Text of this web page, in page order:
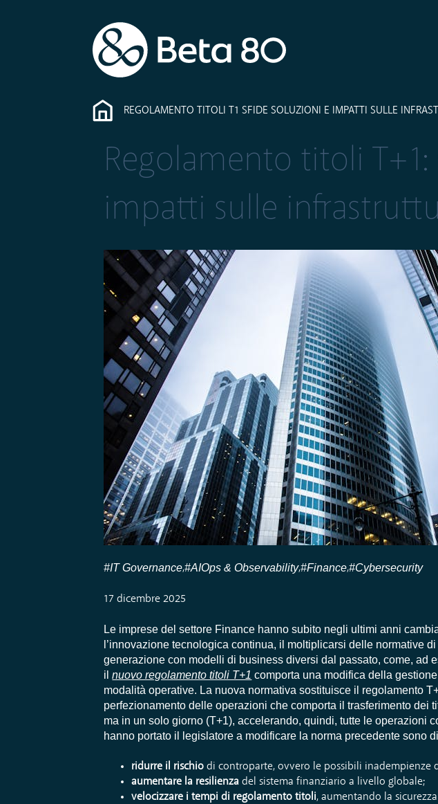
REGOLAMENTO TITOLI T1 SFIDE SOLUZIONI E IMPATTI SULLE
Regolamento titoli
impatti sulle
#IT Governance,#AIOps & Observability,#Finance,#Cybersecurity
17 dicembre 2025
Le imprese del settore Finance hanno subito negli ultimi anni
l’innovazione tecnologica continua, il moltiplicarsi delle normative
generazione con modelli di business diversi dal passato, come, ad
ilnuovo regolamento titoli T+1 comporta una modifica della
modalità operative. La nuova normativa sostituisce il regolamento
perfezionamento delle operazioni che comporta il trasferimento dei
ma in un solo giorno (T+1), accelerando, quindi, tutte le operazioni
hanno portato il legislatore a modificare la norma precedente sono
ridurre il rischio di controparte, ovvero le possibili inadempienze
aumentare la resilienza del sistema finanziario a livello globale;
velocizzare i tempi di regolamento titoli, aumentando la